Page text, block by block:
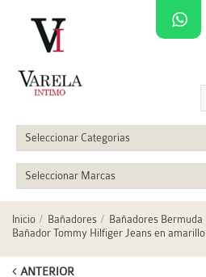
Seleccionar Categorias
Seleccionar Marcas
Inicio Bañadores
Bañadores Bermuda
Bañador Tommy Hilfiger Jeans en amarillo
ANTERIOR